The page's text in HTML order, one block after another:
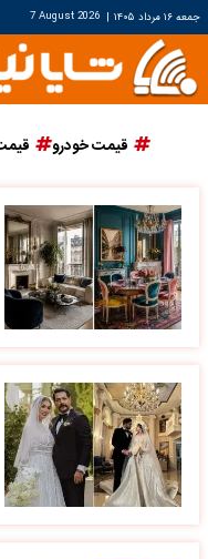
جمعه ۱۶ مرداد ۱۴۰۵ |
7 August 2026
قیمت خودرو